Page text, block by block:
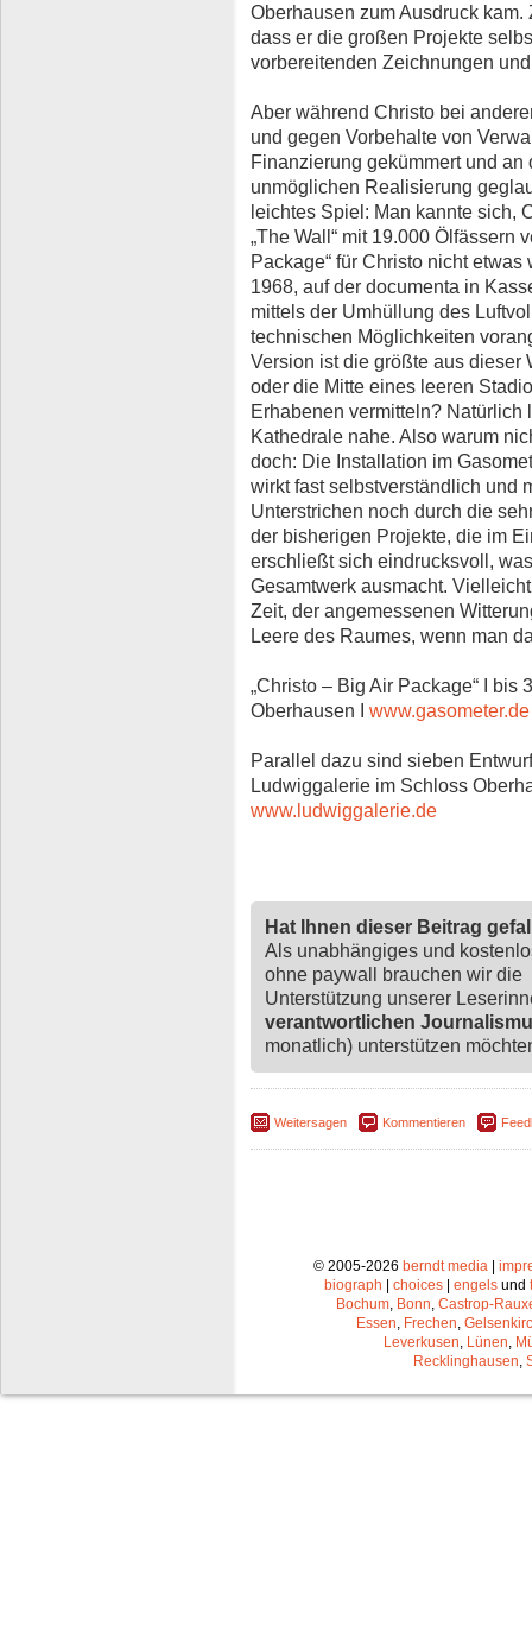
Oberhausen zum Ausdruck
dass er die großen Projekte
vorbereitenden Zeichnungen
Aber während Christo bei
und gegen Vorbehalte von
Finanzierung gekümmert und
unmöglichen Realisierung
leichtes Spiel: Man kannte sich,
„The Wall“ mit 19.000 Ölfässern
Package“ für Christo nicht
1968, auf der documenta in
mittels der Umhüllung des
technischen Möglichkeiten
Version ist die größte aus dieser
oder die Mitte eines leeren
Erhabenen vermitteln? Natürlich
Kathedrale nahe. Also warum
doch: Die Installation im
wirkt fast selbstverständlich und
Unterstrichen noch durch die
der bisherigen Projekte, die im
erschließt sich eindrucksvoll,
Gesamtwerk ausmacht.
Zeit, der angemessenen
Leere des Raumes, wenn man
„Christo – Big Air Package“ I bis
Oberhausen I www.gasometer.de
Parallel dazu sind sieben
Ludwiggalerie im Schloss
www.ludwiggalerie.de
Hat Ihnen dieser Beitrag
Als unabhängiges und
ohne paywall brauchen wir die
Unterstützung unserer
verantwortlichen
monatlich) unterstützen
Weitersagen Kommentieren
© 2005-2026 berndt media|
biograph
choices engels und
Bochum, Bonn, Castrop-
Essen, Frechen,
Leverkusen, Lünen,
Recklinghausen,